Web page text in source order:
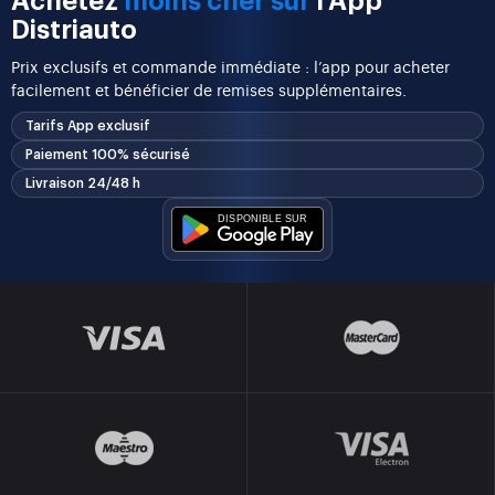
Distriauto
Prix exclusifs et commande immédiate : l’app pour acheter
facilement et bénéficier de remises supplémentaires.
Tarifs App exclusif
Paiement 100% sécurisé
Livraison 24/48 h